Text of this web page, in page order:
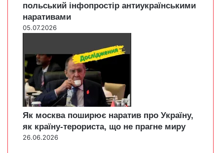
польський інфопростір антиукраїнськими
наративами
05.07.2026
Як москва поширює наратив про Україну,
як країну-терориста, що не прагне миру
26.06.2026